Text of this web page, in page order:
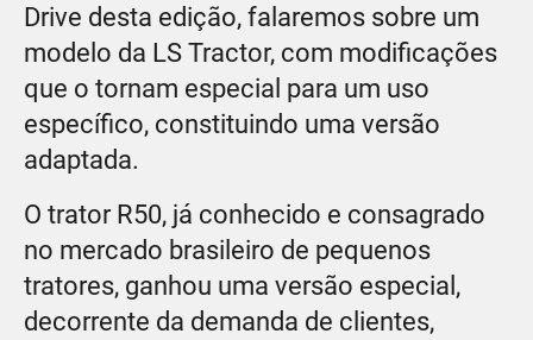
Drive desta edição, falaremos sobre um
modelo da LS Tractor, com modificações
que o tornam especial para um uso
específico, constituindo uma versão
adaptada.
O trator R50, já conhecido e consagrado
no mercado brasileiro de pequenos
tratores, ganhou uma versão especial,
decorrente da demanda de clientes,